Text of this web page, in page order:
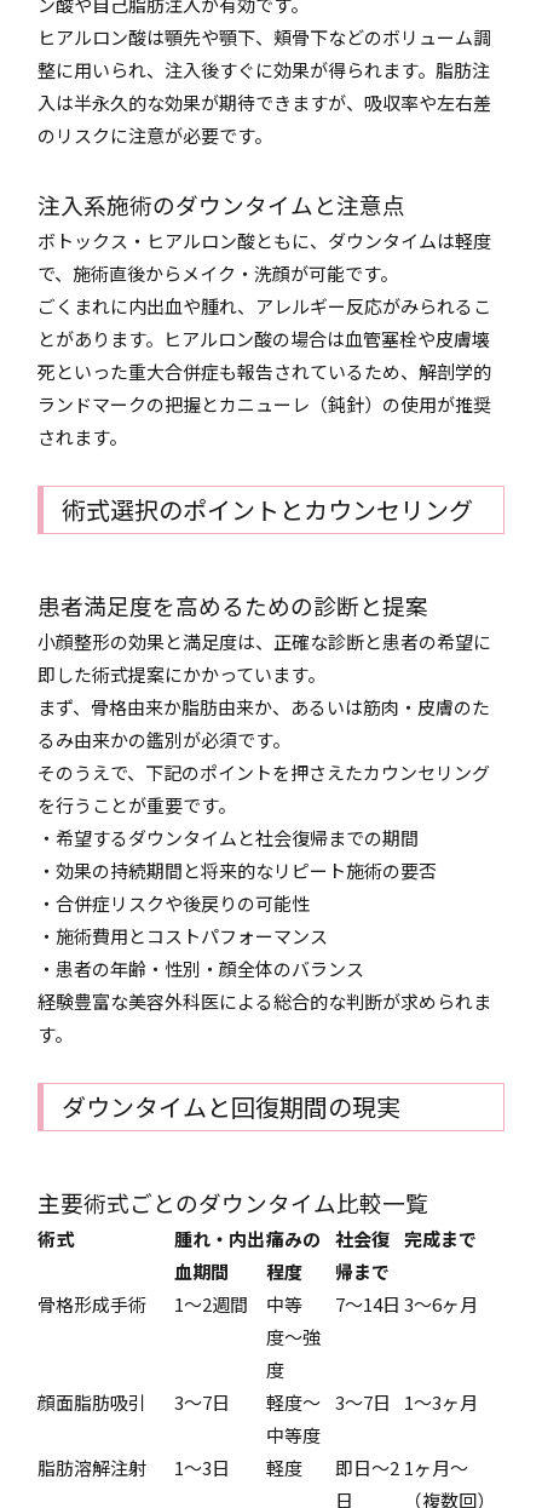
ヒアルロン酸は顎先や顎下、頬骨下などのボリューム調
整に用いられ、注入後すぐに効果が得られます。脂肪注
入は半永久的な効果が期待できますが、吸収率や左右差
のリスクに注意が必要です。
注入系施術のダウンタイムと注意点
ボトックス・ヒアルロン酸ともに、ダウンタイムは軽度
で、施術直後からメイク・洗顔が可能です。
ごくまれに内出血や腫れ、アレルギー反応がみられるこ
とがあります。ヒアルロン酸の場合は血管塞栓や皮膚壊
死といった重大合併症も報告されているため、解剖学的
ランドマークの把握とカニューレ（鈍針）の使用が推奨
されます。
術式選択のポイントとカウンセリング
患者満足度を高めるための診断と提案
小顔整形の効果と満足度は、正確な診断と患者の希望に
即した術式提案にかかっています。
まず、骨格由来か脂肪由来か、あるいは筋肉・皮膚のた
るみ由来かの鑑別が必須です。
そのうえで、下記のポイントを押さえたカウンセリング
を行うことが重要です。
・希望するダウンタイムと社会復帰までの期間
・効果の持続期間と将来的なリピート施術の要否
・合併症リスクや後戻りの可能性
・施術費用とコストパフォーマンス
・患者の年齢・性別・顔全体のバランス
経験豊富な美容外科医による総合的な判断が求められま
す。
ダウンタイムと回復期間の現実
主要術式ごとのダウンタイム比較一覧
術式
腫れ・内出
血期間
痛みの
程度
社会復
帰まで
完成まで
骨格形成手術 1〜2週間
中等
度〜強
度
7〜14日 3〜6ヶ月
顔面脂肪吸引 3〜7日
軽度〜
中等度
3〜7日 1〜3ヶ月
脂肪溶解注射 1〜3日 軽度
即日〜2
日
1ヶ月〜
（複数回）